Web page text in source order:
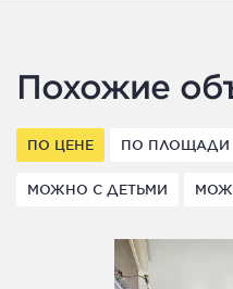
Похожие
ПО ЦЕНЕ ПО ПЛОЩАДИ
МОЖНО С ДЕТЬМИ